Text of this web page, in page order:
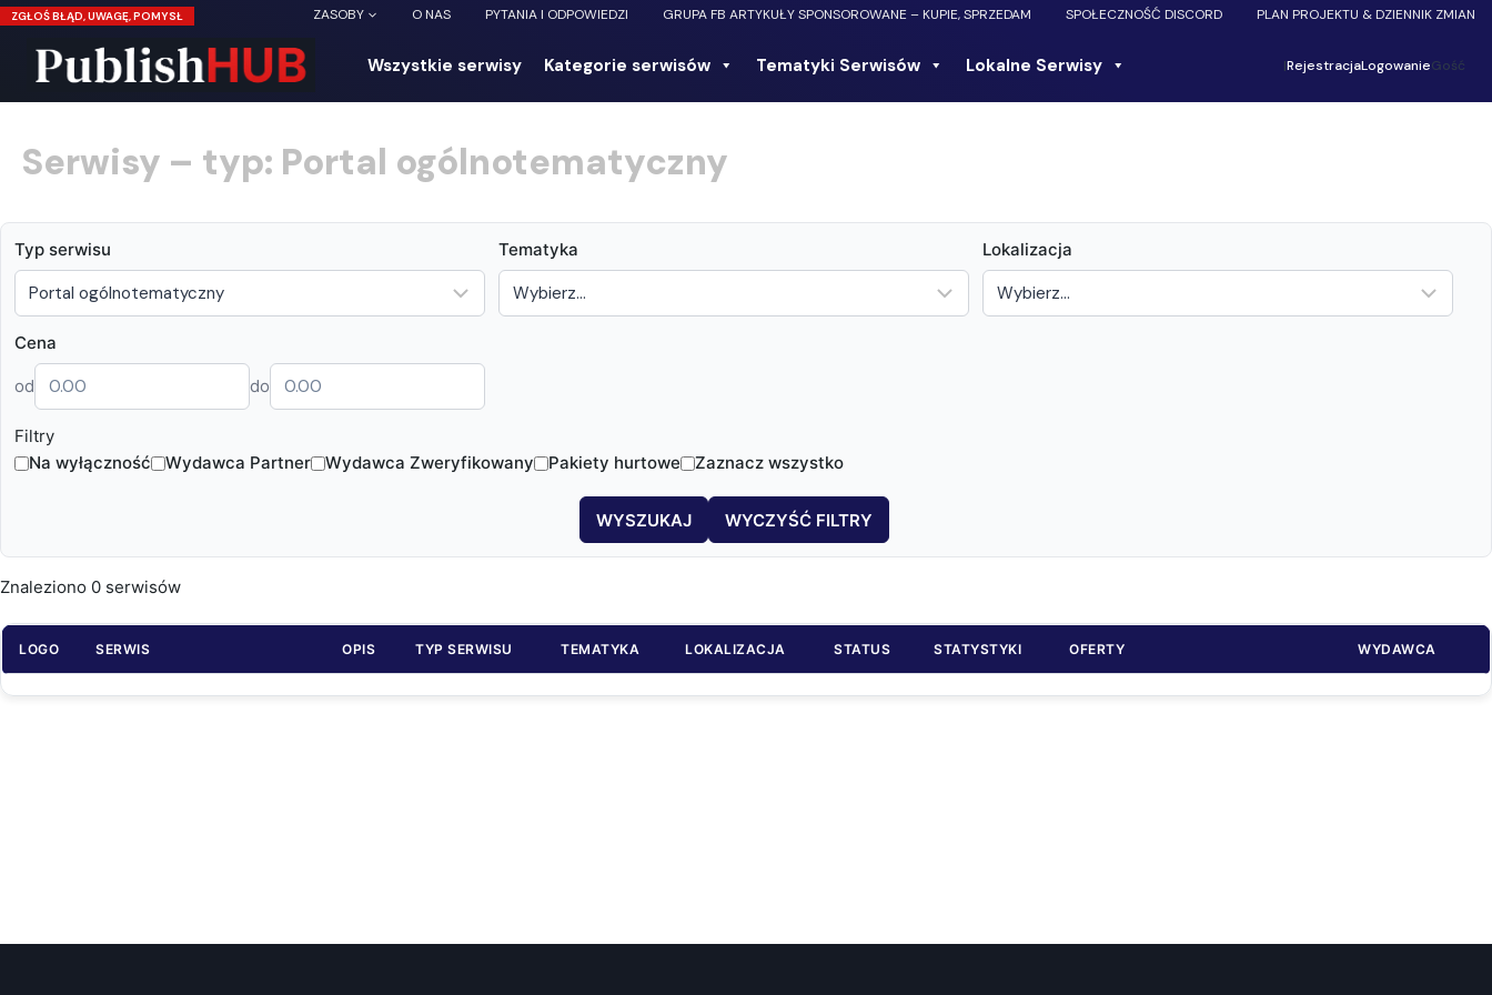
Przejdź
ZGŁOŚ BŁĄD, UWAGĘ, POMYSŁ ZASOBY O NAS PYTANIA I ODPOWIEDZI GRUPA FB ARTYKUŁY SPONSOROWANE – KUPIE, SPRZEDAM SPOŁECZNOŚĆ DISCORD PLAN PROJEKTU & DZIENNIK ZMIAN
Wszystkie serwisy Kategorie serwisów Tematyki Serwisów Lokalne Serwisy |RejestracjaLogowanieGość
Serwisy – typ: Portal ogólnotematyczny
Typ serwisu Tematyka Lokalizacja
Cena
od do
Filtry
Na wyłączność
Wydawca Partner Wydawca Zweryfikowany Pakiety hurtowe Zaznacz wszystko
WYSZUKAJ WYCZYŚĆ FILTRY
Znaleziono 0 serwisów
LOGO SERWIS OPIS TYP SERWISU TEMATYKA LOKALIZACJA STATUS STATYSTYKI OFERTY WYDAWCA